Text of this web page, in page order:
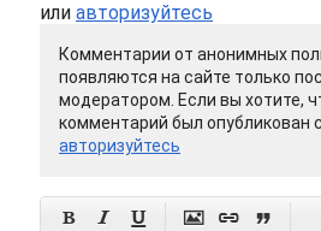
или авторизуйтесь
Комментарии от анонимных
появляются на сайте только
модератором. Если вы хотите,
комментарий был опубликован
авторизуйтесь
     